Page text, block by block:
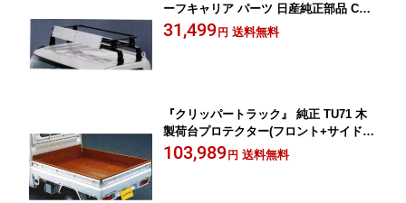
ーフキャリア パーツ 日産純正部品 CLI
PPER オプション アクセサリー 用品
31,499 円 送料無料
『クリッパートラック』 純正 TU71 木
製荷台プロテクター(フロント+サイド
+フロアのセット) パーツ 日産純正部品
CLIPPER オプション アクセサリー 用
103,989 円 送料無料